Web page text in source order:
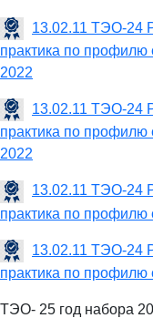
13.02.11 ТЭО-24
практика по профилю
2022
13.02.11 ТЭО-24
практика по
2022
13.02.11 ТЭО-24
практика по профилю
13.02.11 ТЭО-24
практика по профилю
ТЭО- 25 год набора